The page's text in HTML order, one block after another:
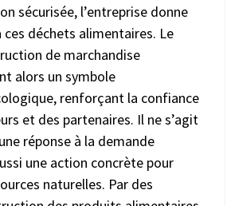
sécurisée, l’entreprise donne
ces déchets alimentaires. Le
de marchandise
alors un symbole
renforçant la confiance
et des partenaires. Il ne s’agit
réponse à la demande
une action concrète pour
naturelles. Par des